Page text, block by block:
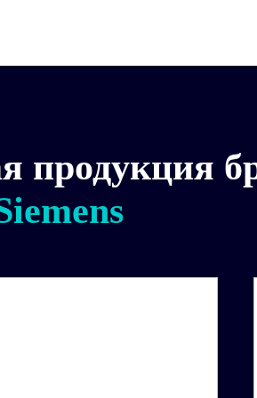
продукция